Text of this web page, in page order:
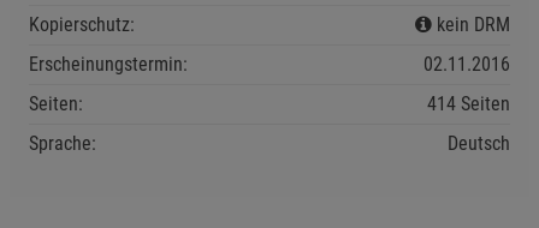
Kopierschutz:
kein DRM
Erscheinungstermin:
02.11.2016
Seiten:
414 Seiten
Sprache:
Deutsch